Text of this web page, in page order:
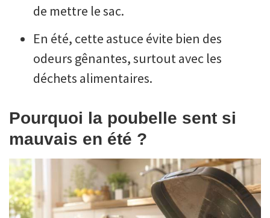
de mettre le sac.
En été, cette astuce évite bien des
odeurs gênantes, surtout avec les
déchets alimentaires.
Pourquoi la poubelle sent si
mauvais en été ?